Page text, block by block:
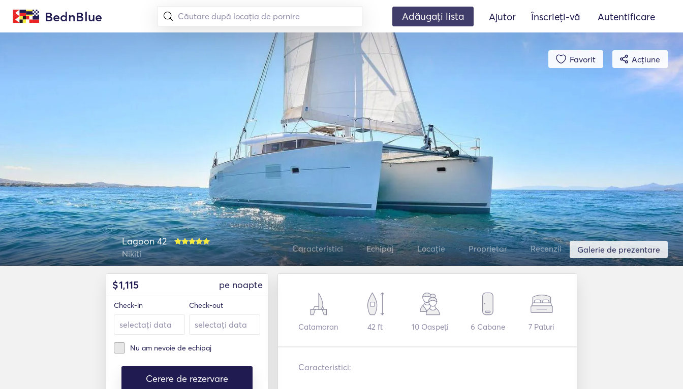
BednBlue Adăugați lista Ajutor Înscrieți-vă Autentificare
Favorit Acțiune
Galerie de prezentare
Lagoon 42
Nikiti Caracteristici Echipaj Locație Proprietar Recenzii
$1,115 pe noapte
Check-in Check-out
Nu am nevoie de echipaj
Cerere de rezervare
Catamaran 42 ft 10Oaspeți 6 Cabane 7 Paturi
Caracteristici: